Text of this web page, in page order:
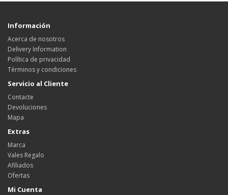
Información
Acerca de nosotros
Delivery Information
Política de privacidad
Términos y condiciones
Servicio al Cliente
Contacte
Devoluciones
Mapa
Extras
Marca
Vales Regalo
Afiliados
Ofertas
Mi Cuenta